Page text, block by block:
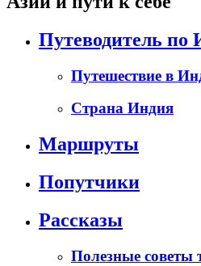
Путеводитель по
Путешествие в
Страна Индия
Маршруты
Попутчики
Рассказы
Полезные советы